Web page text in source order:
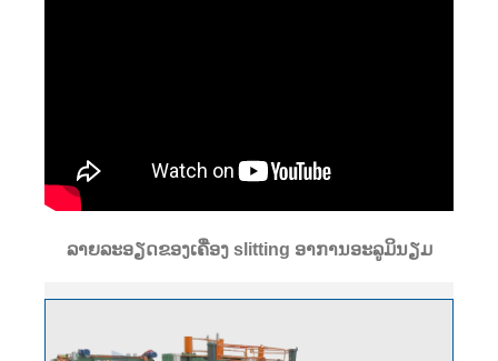
ລາຍລະອຽດຂອງເຄື່ອງ slitting ອາການອະລູມິນຽມ